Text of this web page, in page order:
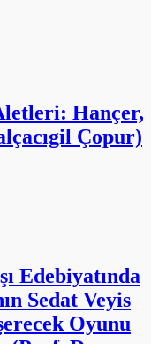
Hançer,
Çopur)
Edebiyatında
Sedat Veyis
Oyunu